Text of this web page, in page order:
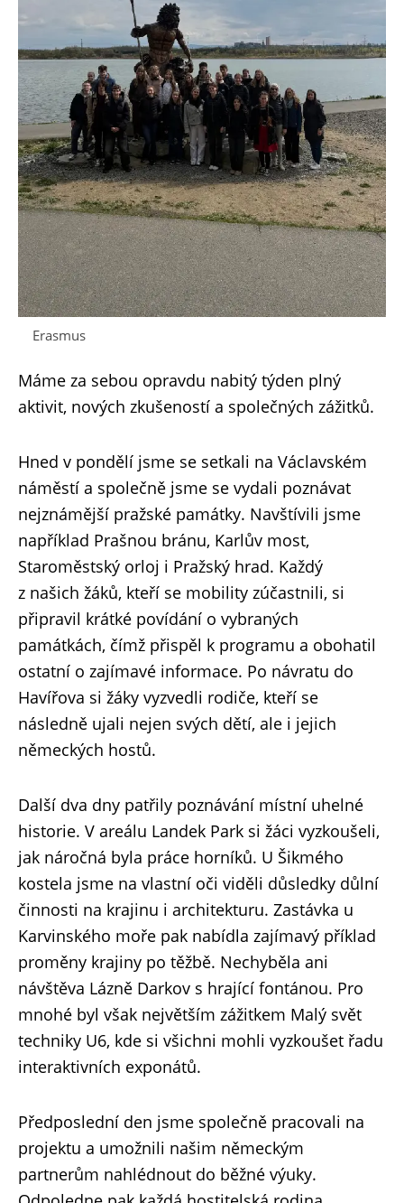
Erasmus
Máme za sebou opravdu nabitý týden plný
aktivit, nových zkušeností a společných zážitků.
Hned v pondělí jsme se setkali na Václavském
náměstí a společně jsme se vydali poznávat
nejznámější pražské památky. Navštívili jsme
například Prašnou bránu, Karlův most,
Staroměstský orloj i Pražský hrad. Každý
z našich žáků, kteří se mobility zúčastnili, si
připravil krátké povídání o vybraných
památkách, čímž přispěl k programu a obohatil
ostatní o zajímavé informace. Po návratu do
Havířova si žáky vyzvedli rodiče, kteří se
následně ujali nejen svých dětí, ale i jejich
německých hostů.
Další dva dny patřily poznávání místní uhelné
historie. V areálu Landek Park si žáci vyzkoušeli,
jak náročná byla práce horníků. U Šikmého
kostela jsme na vlastní oči viděli důsledky důlní
činnosti na krajinu i architekturu. Zastávka u
Karvinského moře pak nabídla zajímavý příklad
proměny krajiny po těžbě. Nechyběla ani
návštěva Lázně Darkov s hrající fontánou. Pro
mnohé byl však největším zážitkem Malý svět
techniky U6, kde si všichni mohli vyzkoušet řadu
interaktivních exponátů.
Předposlední den jsme společně pracovali na
projektu a umožnili našim německým
partnerům nahlédnout do běžné výuky.